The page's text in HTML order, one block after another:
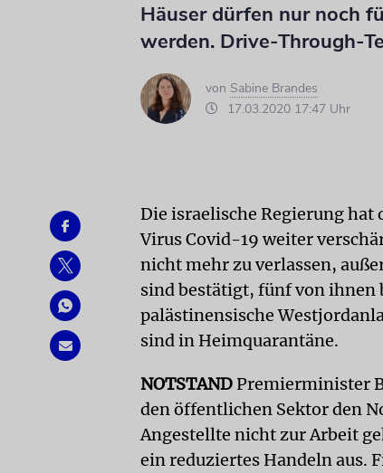
Häuser dürfen nur noch
werden. Drive-Through-
von Sabine Brandes
17.03.2020 17:47 Uhr
Die israelische Regierung hat
Virus Covid-19 weiter
nicht mehr zu verlassen,
sind bestätigt, fünf von ihnen
palästinensische
sind in Heimquarantäne.
NOTSTANDPremierminister
den öffentlichen Sektor den
Angestellte nicht zur Arbeit
ein reduziertes Handeln aus.